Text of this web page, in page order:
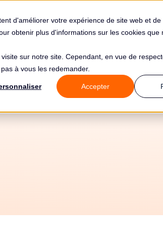
d'améliorer votre expérience de site web et
obtenir plus d'informations sur les cookies que
sur notre site. Cependant, en vue de
à vous les redemander.
Accepter
Solutions Tarifs Clients
de 5000€
Media